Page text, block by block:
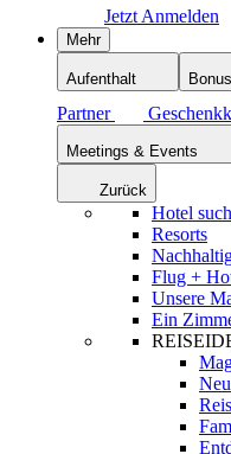
Jetzt Anmelden
Mehr
Aufenthalt
Partner
Meetings & Events
Zurück
Hotel
Resorts
Flug +
Unsere
Ein